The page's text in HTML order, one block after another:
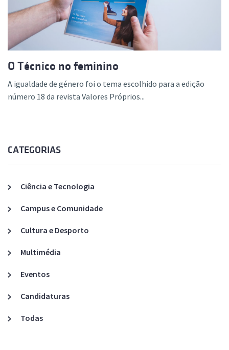
O Técnico no feminino
A igualdade de género foi o tema escolhido para a edição
número 18 da revista Valores Próprios...
CATEGORIAS
Ciência e Tecnologia
Campus e Comunidade
Cultura e Desporto
Multimédia
Eventos
Candidaturas
Todas